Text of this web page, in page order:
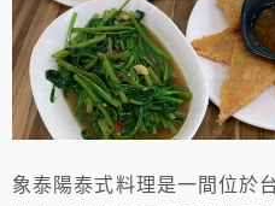
象泰陽泰式料理是一間位於